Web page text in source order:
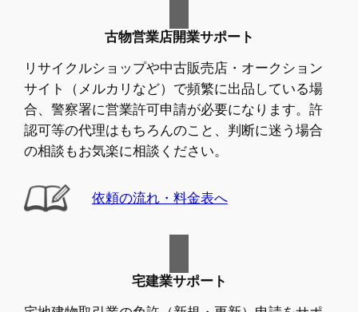
古物営業店開業サポート
リサイクルショップや中古販売店・オークション
サイト（メルカリなど）で頻繁に出品している場
合、警察署に営業許可申請が必要になります。許
認可等の代理はもちろんのこと、判断に迷う場合
の相談もお気楽に相談ください。
依頼の流れ・料金表へ
宅建業サポート